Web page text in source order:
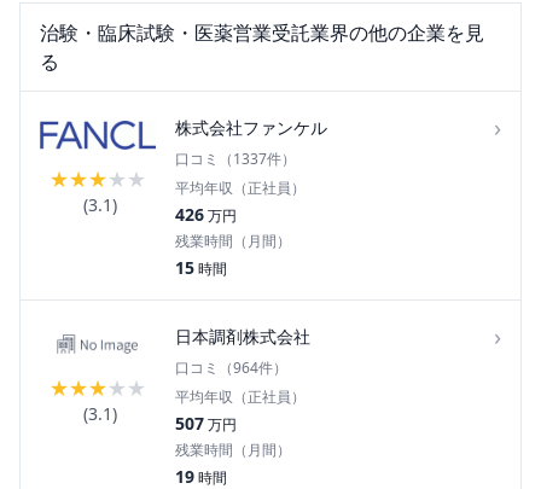
治験・臨床試験・医薬営業受託業界の他の企業を見
る
★★★★★
(3.1)
株式会社ファンケル ›
口コミ（1337件）
平均年収（正社員）
426万円
残業時間（月間）
15時間
★★★★★
(3.1)
日本調剤株式会社 ›
口コミ（964件）
平均年収（正社員）
507万円
残業時間（月間）
19時間